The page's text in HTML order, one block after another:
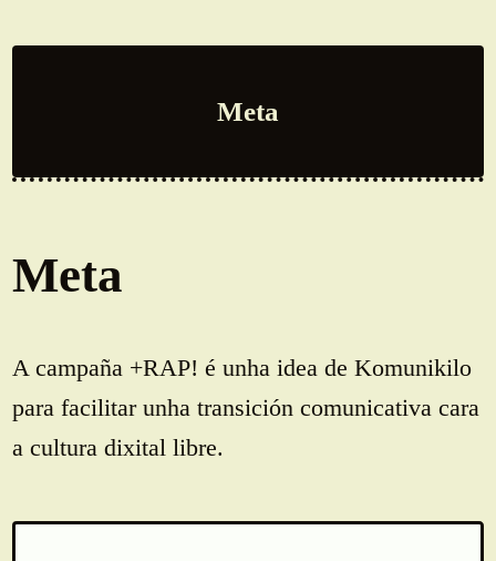
Meta
Meta
A campaña +RAP! é unha idea de Komunikilo
para facilitar unha transición comunicativa cara
a cultura dixital libre.